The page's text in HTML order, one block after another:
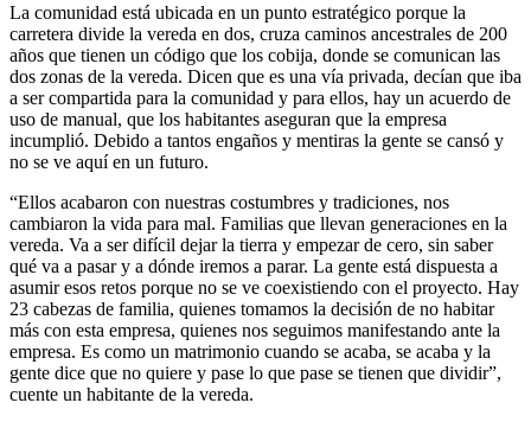
La comunidad está ubicada en un punto estratégico porque la
carretera divide la vereda en dos, cruza caminos ancestrales de 200
años que tienen un código que los cobija, donde se comunican las
dos zonas de la vereda. Dicen que es una vía privada, decían que iba
a ser compartida para la comunidad y para ellos, hay un acuerdo de
uso de manual, que los habitantes aseguran que la empresa
incumplió. Debido a tantos engaños y mentiras la gente se cansó y
no se ve aquí en un futuro.
“Ellos acabaron con nuestras costumbres y tradiciones, nos
cambiaron la vida para mal. Familias que llevan generaciones en la
vereda. Va a ser difícil dejar la tierra y empezar de cero, sin saber
qué va a pasar y a dónde iremos a parar. La gente está dispuesta a
asumir esos retos porque no se ve coexistiendo con el proyecto. Hay
23 cabezas de familia, quienes tomamos la decisión de no habitar
más con esta empresa, quienes nos seguimos manifestando ante la
empresa. Es como un matrimonio cuando se acaba, se acaba y la
gente dice que no quiere y pase lo que pase se tienen que dividir”,
cuente un habitante de la vereda.